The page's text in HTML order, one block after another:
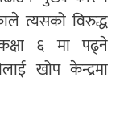
त्यसको विरुद्ध
६ मा पढ्ने
खोप केन्द्रमा